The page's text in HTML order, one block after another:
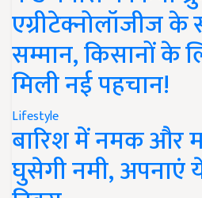
एग्रीटेक्नोलॉजीज के
सम्मान, किसानों के
मिली नई पहचान!
Lifestyle
बारिश में नमक और
घुसेगी नमी, अपनाएं